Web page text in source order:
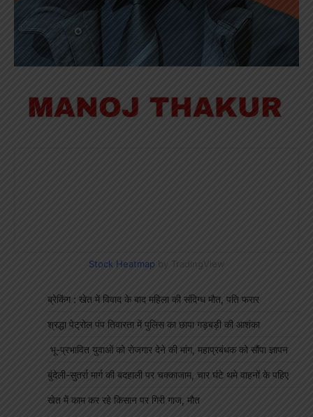
Stock Heatmap by TradingView
ब्रेकिंग : खेत में विवाद के बाद महिला की संदिग्ध मौत, पति फरार
श्रद्धा पेट्रोल पंप तिवारता में पुलिस का छापा गड़बड़ी की आशंका
भू-प्रभावित युवाओं को रोजगार देने की मांग, महाप्रबंधक को सौंपा ज्ञापन
बुंदेली-सुतर्रा मार्ग की बदहाली पर चक्काजाम, चार घंटे थमे वाहनों के पहिए
खेत में काम कर रहे किसान पर गिरी गाज, मौत